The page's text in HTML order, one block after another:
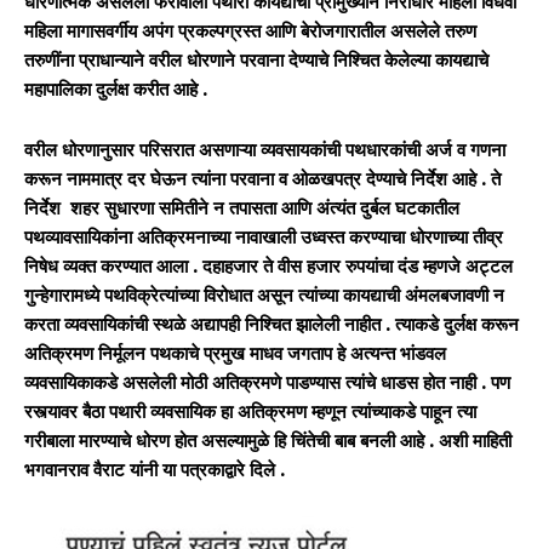
महिला मागासवर्गीय अपंग प्रकल्पग्रस्त आणि बेरोजगारातील असलेले तरुण
तरुणींना प्राधान्याने वरील धोरणाने परवाना देण्याचे निश्चित केलेल्या कायद्याचे
महापालिका दुर्लक्ष करीत आहे .
वरील धोरणानुसार परिसरात असणाऱ्या व्यवसायकांची पथधारकांची अर्ज व गणना
करून नाममात्र दर घेऊन त्यांना परवाना व ओळखपत्र देण्याचे निर्देश आहे . ते
निर्देश शहर सुधारणा समितीने न तपासता आणि अंत्यंत दुर्बल घटकातील
पथव्यावसायिकांना अतिक्रमनाच्या नावाखाली उध्वस्त करण्याचा धोरणाच्या तीव्र
निषेध व्यक्त करण्यात आला . दहाहजार ते वीस हजार रुपयांचा दंड म्हणजे अट्टल
गुन्हेगारामध्ये पथविक्रेत्यांच्या विरोधात असून त्यांच्या कायद्याची अंमलबजावणी न
करता व्यवसायिकांची स्थळे अद्यापही निश्चित झालेली नाहीत . त्याकडे दुर्लक्ष करून
अतिक्रमण निर्मूलन पथकाचे प्रमुख माधव जगताप हे अत्यन्त भांडवल
व्यवसायिकाकडे असलेली मोठी अतिक्रमणे पाडण्यास त्यांचे धाडस होत नाही . पण
रस्त्यावर बैठा पथारी व्यवसायिक हा अतिक्रमण म्हणून त्यांच्याकडे पाहून त्या
गरीबाला मारण्याचे धोरण होत असल्यामुळे हि चिंतेची बाब बनली आहे . अशी माहिती
भगवानराव वैराट यांनी या पत्रकाद्वारे दिले .